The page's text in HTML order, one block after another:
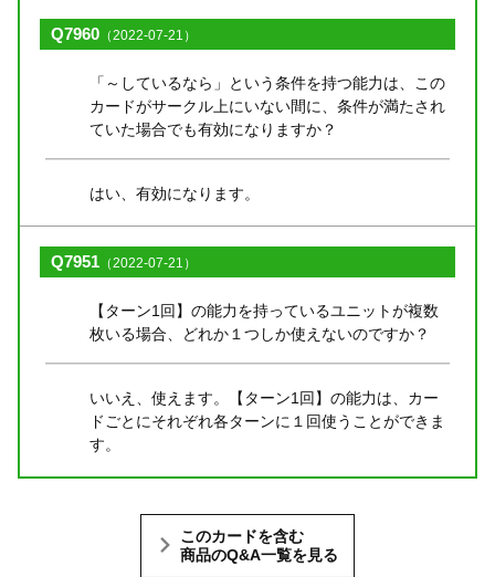
Q7960 （2022-07-21）
「～しているなら」という条件を持つ能力は、この
カードがサークル上にいない間に、条件が満たされ
ていた場合でも有効になりますか？
はい、有効になります。
Q7951 （2022-07-21）
【ターン1回】の能力を持っているユニットが複数
枚いる場合、どれか１つしか使えないのですか？
いいえ、使えます。【ターン1回】の能力は、カー
ドごとにそれぞれ各ターンに１回使うことができま
す。
このカードを含む
商品のQ&A一覧を見る